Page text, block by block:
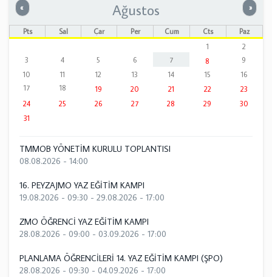
« Önceki »
Ağustos
Pts Sal Çar Per Cum Cts
Paz
1
2
3
4 5 6 7 8
9
10
11 12 13 14 15
16
17
18 19 20 21 22
23
24
25 26 27 28 29
30
31
TMMOB YÖNETİM KURULU TOPLANTISI
08.08.2026 - 14:00
16. PEYZAJMO YAZ EĞİTİM KAMPI
19.08.2026 - 09:30 - 29.08.2026 - 17:00
ZMO ÖĞRENCİ YAZ EĞİTİM KAMPI
28.08.2026 - 09:00 - 03.09.2026 - 17:00
PLANLAMA ÖĞRENCİLERİ 14. YAZ EĞİTİM KAMPI (ŞPO)
28.08.2026 - 09:30 - 04.09.2026 - 17:00